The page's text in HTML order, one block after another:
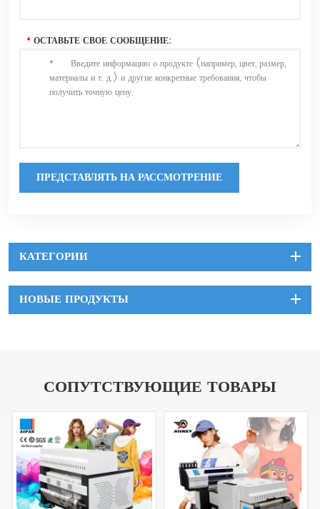
* ОСТАВЬТЕ СВОЕ СООБЩЕНИЕ:
ПРЕДСТАВЛЯТЬ НА РАССМОТРЕНИЕ
КАТЕГОРИИ
НОВЫЕ ПРОДУКТЫ
СОПУТСТВУЮЩИЕ ТОВАРЫ